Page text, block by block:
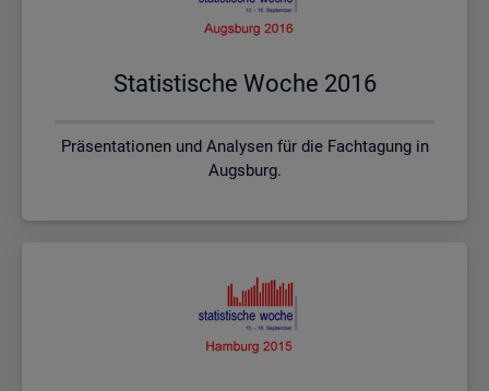
Sta­tis­ti­sche Woche 2016
Präsentationen und Analysen für die Fachtagung in
Augsburg.